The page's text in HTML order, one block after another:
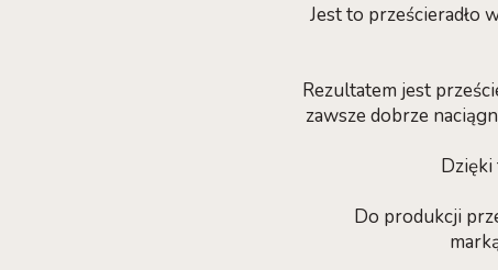
Jest to prześcieradło
Rezultatem jest
zawsze dobrze
Dzięki
Do produkcji